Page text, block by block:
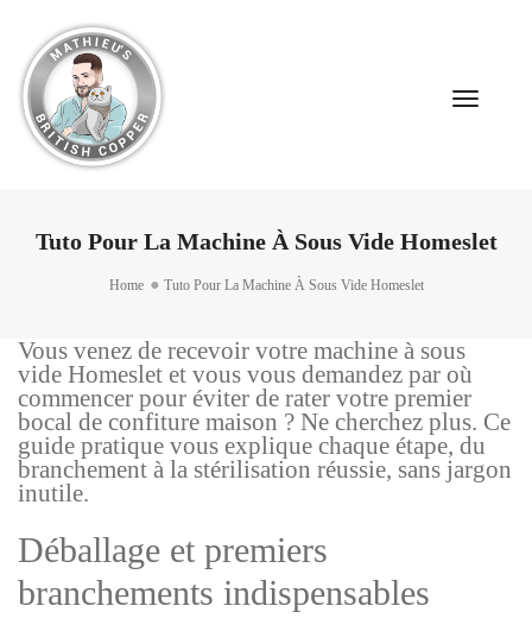
Toggle
Tuto Pour La Machine À Sous Vide Homeslet
Home Tuto Pour La Machine À Sous Vide Homeslet
Vous venez de recevoir votre machine à sous
vide Homeslet et vous vous demandez par où
commencer pour éviter de rater votre premier
bocal de confiture maison ? Ne cherchez plus. Ce
guide pratique vous explique chaque étape, du
branchement à la stérilisation réussie, sans jargon
inutile.
Déballage et premiers
branchements indispensables